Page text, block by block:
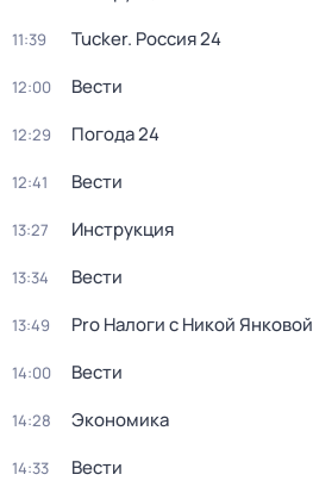
11:39 Tucker. Россия 24
12:00 Вести
12:29 Погода 24
12:41 Вести
13:27 Инструкция
13:34 Вести
13:49 Pro Налоги с Никой Янковой
14:00 Вести
14:28 Экономика
14:33 Вести